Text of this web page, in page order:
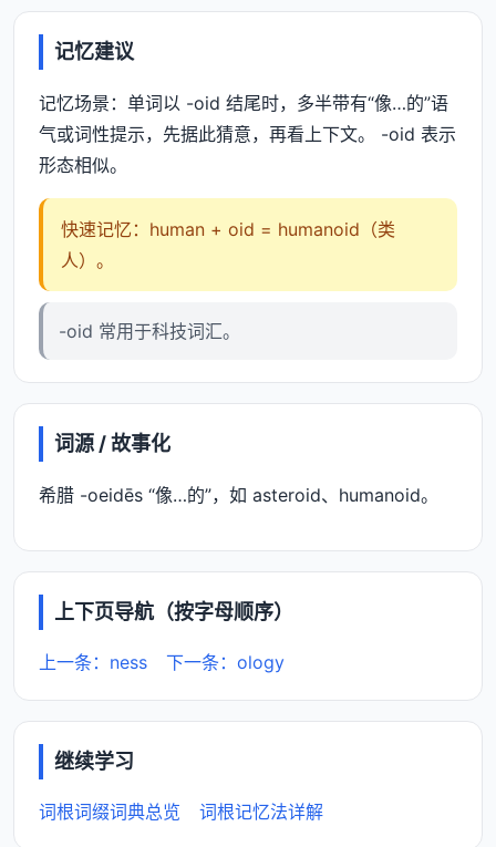
记忆建议
记忆场景：单词以 -oid 结尾时，多半带有“像…的”语
气或词性提示，先据此猜意，再看上下文。 -oid 表示
形态相似。
快速记忆：human + oid = humanoid（类
人）。
-oid 常用于科技词汇。
词源 / 故事化
希腊 -oeidēs “像…的”，如 asteroid、humanoid。
上下页导航（按字母顺序）
上一条：ness 下一条：ology
继续学习
词根词缀词典总览 词根记忆法详解